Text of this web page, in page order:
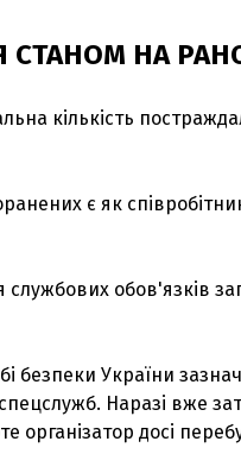
СТАНОМ НА
кількість
є як
службових обов'язків
безпеки України
Наразі вже
організатор досі